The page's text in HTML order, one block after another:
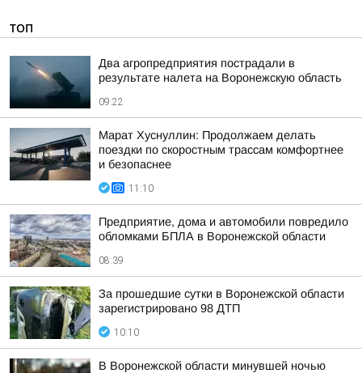
ТОП
Два агропредприятия пострадали в
результате налета на Воронежскую область
09:22
Марат Хуснуллин: Продолжаем делать
поездки по скоростным трассам комфортнее
и безопаснее
11:10
Предприятие, дома и автомобили повредило
обломками БПЛА в Воронежской области
08:39
За прошедшие сутки в Воронежской области
зарегистрировано 98 ДТП
10:10
В Воронежской области минувшей ночью